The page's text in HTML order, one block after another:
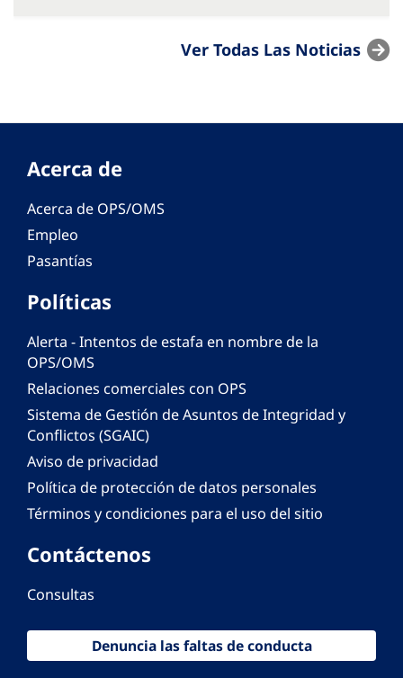
Ver Todas Las Noticias
Acerca de
Acerca de OPS/OMS
Empleo
Pasantías
Políticas
Alerta - Intentos de estafa en nombre de la
OPS/OMS
Relaciones comerciales con OPS
Sistema de Gestión de Asuntos de Integridad y
Conflictos (SGAIC)
Aviso de privacidad
Política de protección de datos personales
Términos y condiciones para el uso del sitio
Contáctenos
Consultas
Denuncia las faltas de conducta